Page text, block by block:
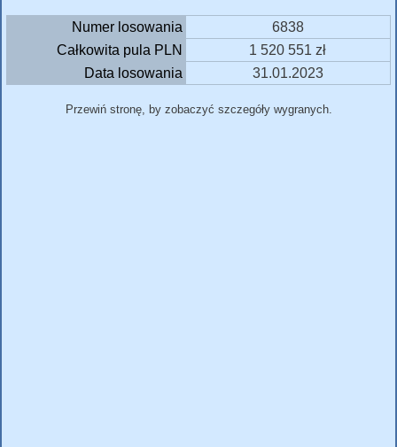
Numer losowania
6838
Całkowita pula PLN
1 520 551 zł
Data losowania
31.01.2023
Przewiń stronę, by zobaczyć szczegóły wygranych.